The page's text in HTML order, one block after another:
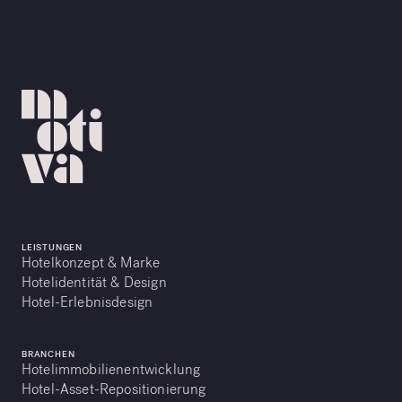
LEISTUNGEN
Hotelkonzept & Marke
Hotelidentität & Design
Hotel-Erlebnisdesign
BRANCHEN
Hotelimmobilienentwicklung
Hotel-Asset-Repositionierung